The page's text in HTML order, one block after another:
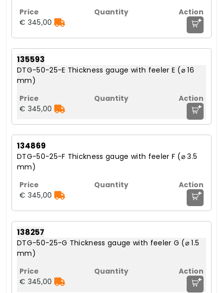
€ 345,00 +
135593
DTG-50-25-E Thickness gauge with feeler E (⌀ 16
mm)
€ 345,00 +
134869
DTG-50-25-F Thickness gauge with feeler F (⌀ 3.5
mm)
€ 345,00 +
138257
DTG-50-25-G Thickness gauge with feeler G (⌀ 1.5
mm)
€ 345,00 +